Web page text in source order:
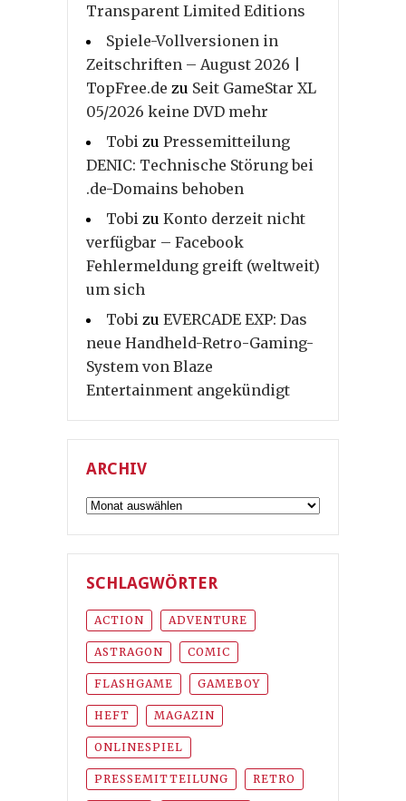
Transparent Limited Editions
Spiele-Vollversionen in
Zeitschriften – August 2026 |
TopFree.de zu Seit GameStar XL
05/2026 keine DVD mehr
Tobi zu Pressemitteilung
DENIC: Technische Störung bei
.de-Domains behoben
Tobi zu Konto derzeit nicht
verfügbar – Facebook
Fehlermeldung greift (weltweit)
um sich
Tobi zu EVERCADE EXP: Das
neue Handheld-Retro-Gaming-
System von Blaze
Entertainment angekündigt
ARCHIV
Archiv
SCHLAGWÖRTER
ACTION ADVENTURE
ASTRAGON COMIC
FLASHGAME GAMEBOY
HEFT MAGAZIN
ONLINESPIEL
PRESSEMITTEILUNG RETRO